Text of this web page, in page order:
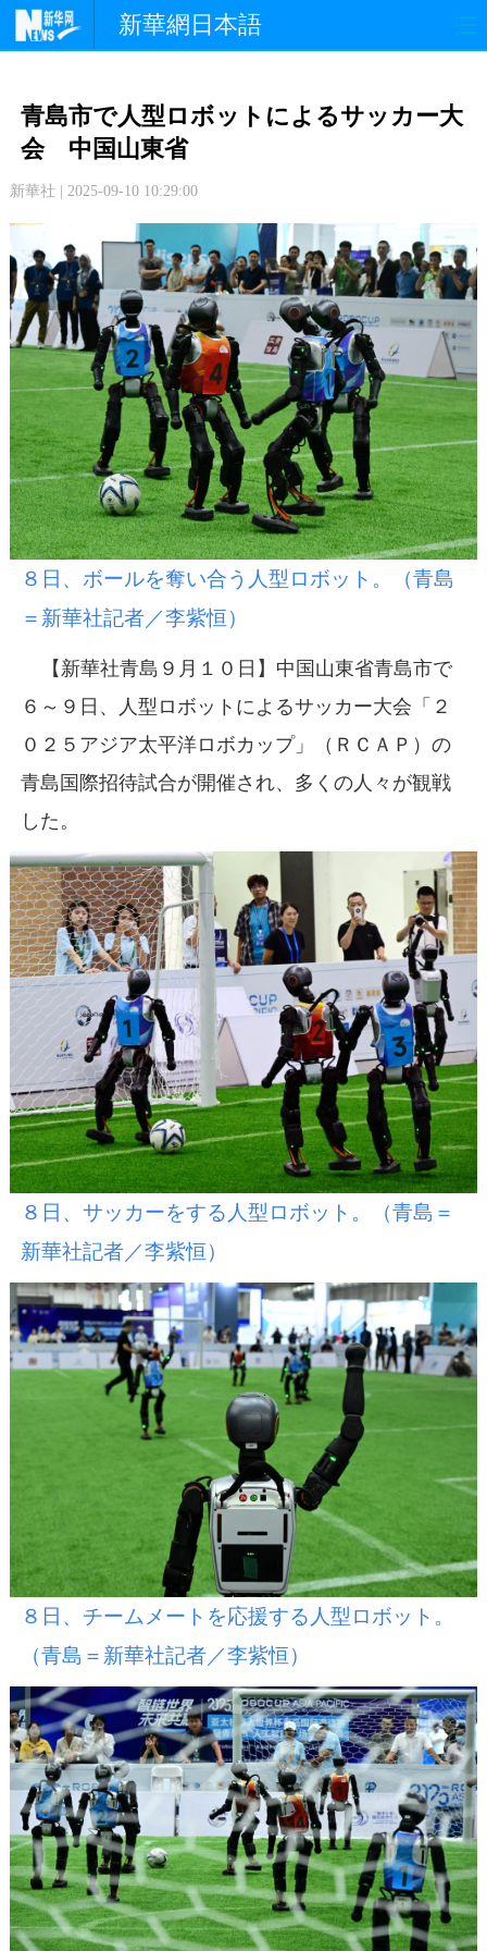
新華網日本語
文 化
中日交流
写 真
青島市で人型ロボットによるサッカー大
会 中国山東省
新華社 | 2025-09-10 10:29:00
８日、ボールを奪い合う人型ロボット。（青島
＝新華社記者／李紫恒）
【新華社青島９月１０日】中国山東省青島市で
６～９日、人型ロボットによるサッカー大会「２
０２５アジア太平洋ロボカップ」（ＲＣＡＰ）の
青島国際招待試合が開催され、多くの人々が観戦
した。
８日、サッカーをする人型ロボット。（青島＝
新華社記者／李紫恒）
８日、チームメートを応援する人型ロボット。
（青島＝新華社記者／李紫恒）